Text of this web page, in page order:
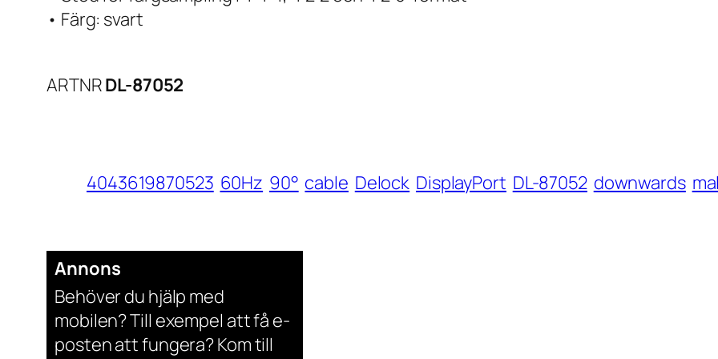
• Färg: svart
ARTNRDL-87052
4043619870523 60Hz 90° cable Delock DisplayPort DL-87052 downwards
Annons
Behöver du hjälp med
mobilen? Till exempel att få e-
posten att fungera? Kom till